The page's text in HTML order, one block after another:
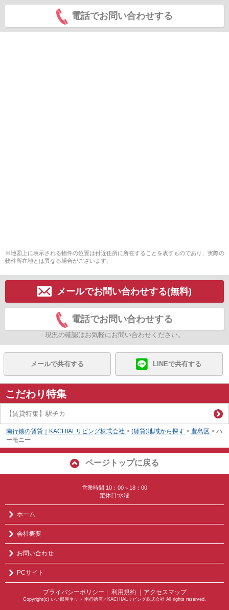
電話でお問い合わせする
※地図上に表示される物件の位置は付近住所に所在することを表すものであり、実際の
物件所在地とは異なる場合がございます。
メールでお問い合わせする(無料)
電話でお問い合わせする
現況の確認はお気軽にお問い合わせください。
メールで共有する LINEで共有する
こだわり特集
【賃貸特集】駅チカ
南行徳の賃貸｜KACHIALリビング株式会社 > (賃貸)地域から探す > 豊島区 > ハ
ーモニー
ページトップに戻る
営業時間:10：00～18：00
定休日:水曜
ホーム
会社概要
お問い合わせ
PCサイト
プライバシーポリシー 利用規約 ｜アクセスマップ
Copyright(c) いい部屋ネット 南行徳店／KACHIALリビング株式会社 All rights reserved.